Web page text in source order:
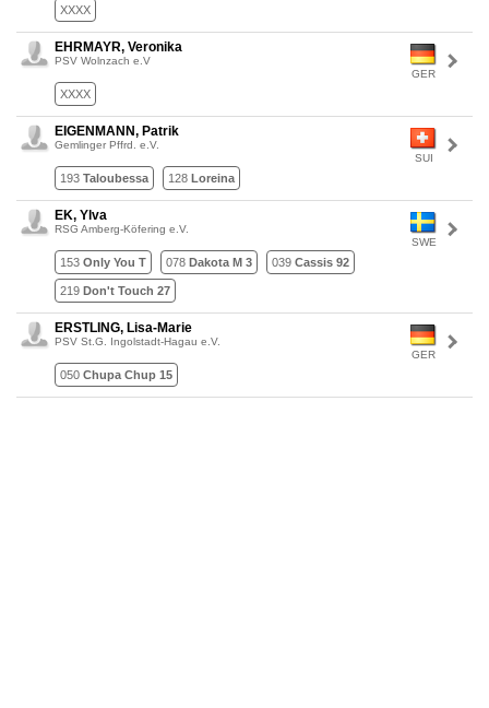
XXXX
GER
EHRMAYR, Veronika
PSV Wolnzach e.V
XXXX
SUI
EIGENMANN, Patrik
Gemlinger Pffrd. e.V.
193 Taloubessa 128 Loreina
SWE
EK, Ylva
RSG Amberg-Köfering e.V.
153 Only You T 078 Dakota M 3 039 Cassis 92
219 Don't Touch 27
GER
ERSTLING, Lisa-Marie
PSV St.G. Ingolstadt-Hagau e.V.
050 Chupa Chup 15